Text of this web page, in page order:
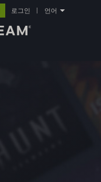
로그인 언어